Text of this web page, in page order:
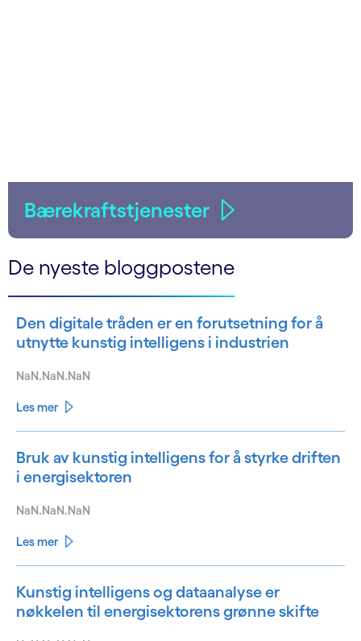
Bærekraftstjenester
De nyeste bloggpostene
Den digitale tråden er en forutsetning for å
utnytte kunstig intelligens i industrien
NaN.NaN.NaN
Les mer
Bruk av kunstig intelligens for å styrke driften
i energisektoren
NaN.NaN.NaN
Les mer
Kunstig intelligens og dataanalyse er
nøkkelen til energisektorens grønne skifte